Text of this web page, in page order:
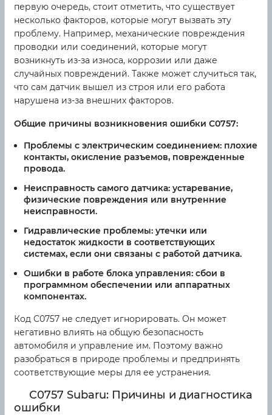
первую очередь, стоит отметить, что существует
несколько факторов, которые могут вызвать эту
проблему. Например, механические повреждения
проводки или соединений, которые могут
возникнуть из-за износа, коррозии или даже
случайных повреждений. Также может случиться так,
что сам датчик вышел из строя или его работа
нарушена из-за внешних факторов.
Общие причины возникновения ошибки C0757:
Проблемы с электрическим соединением: плохие
контакты, окисление разъемов, поврежденные
провода.
Неисправность самого датчика: устаревание,
физические повреждения или внутренние
неисправности.
Гидравлические проблемы: утечки или
недостаток жидкости в соответствующих
системах, если они связаны с работой датчика.
Ошибки в работе блока управления: сбои в
программном обеспечении или аппаратных
компонентах.
Код C0757 не следует игнорировать. Он может
негативно влиять на общую безопасность
автомобиля и управление им. Поэтому важно
разобраться в природе проблемы и предпринять
соответствующие меры для ее устранения.
C0757 Subaru: Причины и диагностика
ошибки